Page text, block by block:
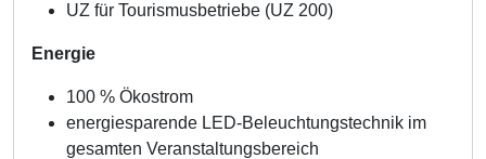
UZ für Tourismusbetriebe (UZ 200)
Energie
100 % Ökostrom
energiesparende LED-Beleuchtungstechnik im
gesamten Veranstaltungsbereich